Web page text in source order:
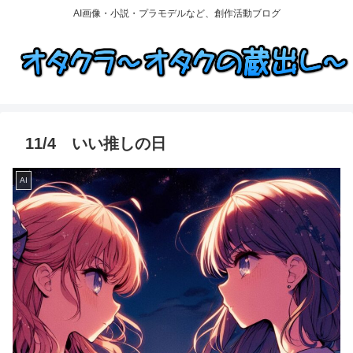
AI画像・小説・プラモデルなど、創作活動ブログ
11/4 いい推しの日
AI